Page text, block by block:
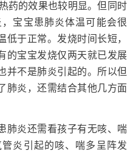
药的效果也较明显。但同时
宝宝患肺炎体温可能会很
低于正常。发烧时间长短，
的宝宝发烧仅两天就已发展
并不是肺炎引起的。所以但
肺炎，还需结合其他几方面
肺炎还需看孩子有无咳、喘
炎引起的咳、喘多呈阵发